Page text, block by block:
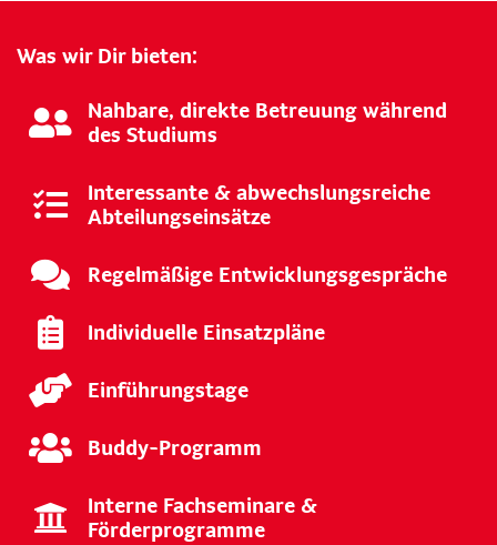
Was wir Dir bieten:
Nahbare, direkte Betreuung während
des Studiums
Interessante & abwechslungsreiche
Abteilungseinsätze
Regelmäßige Entwicklungsgespräche
Individuelle Einsatzpläne
Einführungstage
Buddy-Programm
Interne Fachseminare &
Förderprogramme